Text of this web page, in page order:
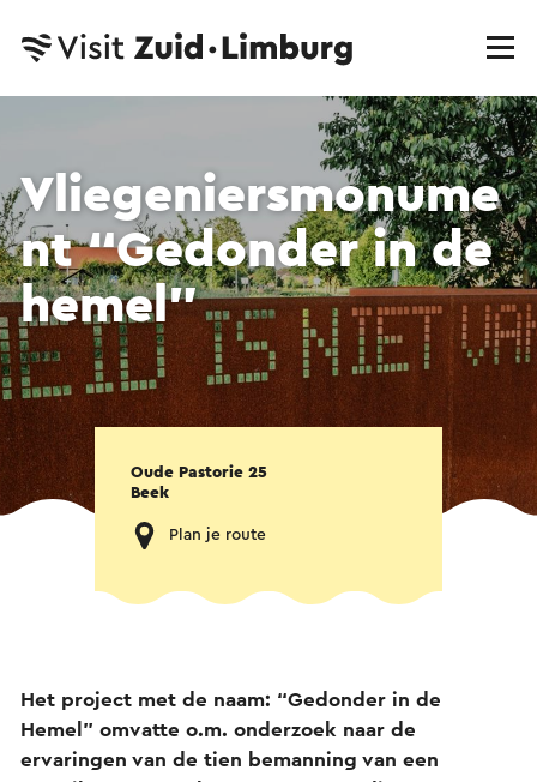
Vliegeniersmonume
nt “Gedonder in de
hemel”
Oude Pastorie 25
Beek
Plan je route
Het project met de naam: “Gedonder in de
Hemel” omvatte o.m. onderzoek naar de
ervaringen van de tien bemanning van een